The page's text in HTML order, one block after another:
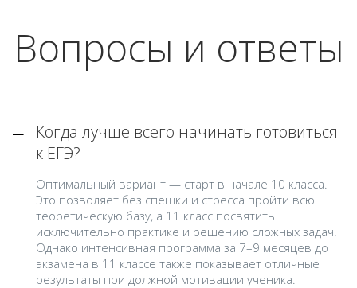
Вопросы и ответы
Когда лучше всего начинать готовиться
к ЕГЭ?
Оптимальный вариант — старт в начале 10 класса.
Это позволяет без спешки и стресса пройти всю
теоретическую базу, а 11 класс посвятить
исключительно практике и решению сложных задач.
Однако интенсивная программа за 7–9 месяцев до
экзамена в 11 классе также показывает отличные
результаты при должной мотивации ученика.